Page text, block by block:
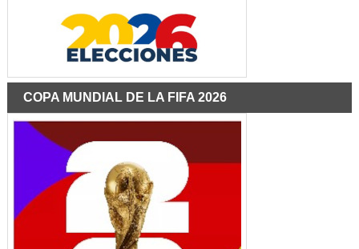
COPA MUNDIAL DE LA FIFA 2026